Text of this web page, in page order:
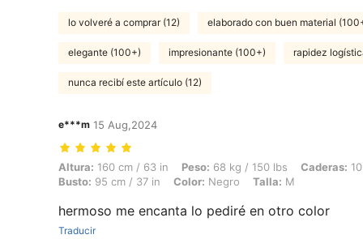
lo volveré a comprar (12) elaborado con buen material
elegante (100+) impresionante (100+) rapidez
nunca recibí este artículo (12)
e***m 15 Aug,2024
Altura: 160 cm / 63 in, Peso: 68 kg / 150 lbs, Caderas: 105 cm / 41
Altura: 160 cm / 63 in Peso: 68 kg / 150 lbs Caderas:
Busto: 95 cm / 37 in Color: Negro Talla: M
hermoso me encanta lo pediré en otro color
Traducir